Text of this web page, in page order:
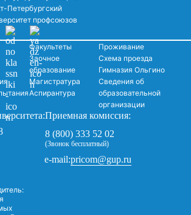
Петербургский
профсоюзов
Факультеты
Заочное
образование
Магистратура
Аспирантура
Проживание
Схема проезда
Гимназия Ольгино
Сведения об
образовательной
организации
Приемная комиссия:
8 (800) 333 52 02
(Звонок бесплатный)
e-mail:pricom@gup.ru